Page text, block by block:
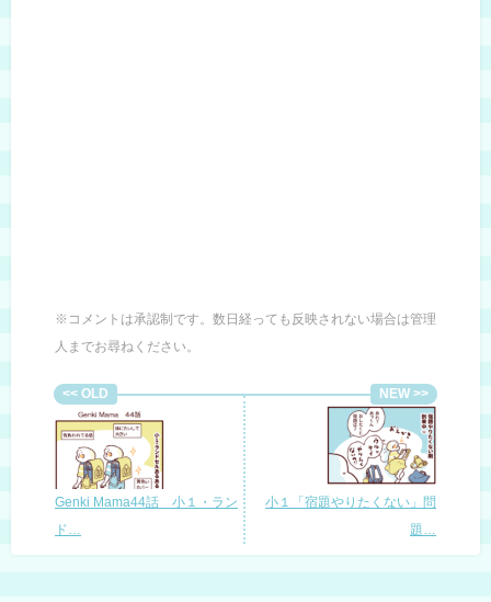
※コメントは承認制です。数日経っても反映されない場合は管理
人までお尋ねください。
Genki Mama44話 小１・ラン
ド…
小１「宿題やりたくない」問
題…